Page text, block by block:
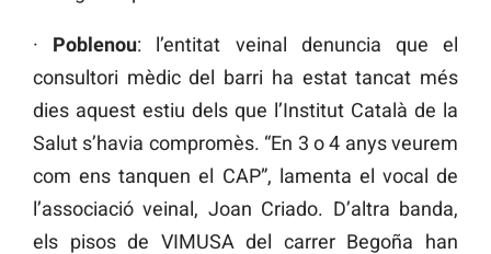
· Poblenou: l’entitat veinal denuncia que el
consultori mèdic del barri ha estat tancat més
dies aquest estiu dels que l’Institut Català de la
Salut s’havia compromès. “En 3 o 4 anys veurem
com ens tanquen el CAP”, lamenta el vocal de
l’associació veinal, Joan Criado. D’altra banda,
els pisos de VIMUSA del carrer Begoña han